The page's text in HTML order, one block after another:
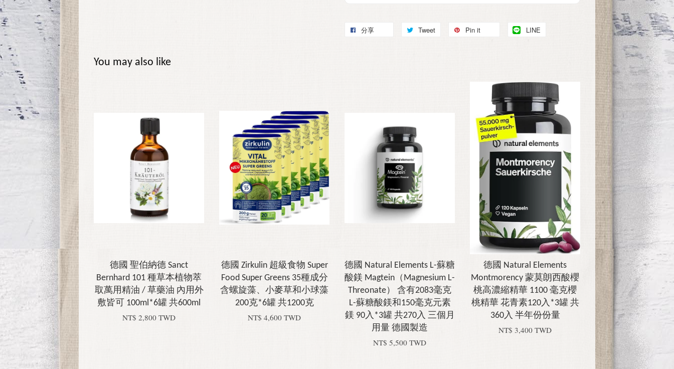
分享 Tweet Pin it LINE
You may also like
德國 聖伯納德 Sanct
Bernhard 101 種草本植物萃
取萬用精油 / 草藥油 內用外
敷皆可 100ml*6罐 共600ml
NT$ 2,800 TWD
德國 Zirkulin 超級食物 Super
Food Super Greens 35種成分
含螺旋藻、小麥草和小球藻
200克*6罐 共1200克
NT$ 4,600 TWD
德國 Natural Elements L-蘇糖
酸鎂 Magtein（Magnesium L-
Threonate） 含有2083毫克
L-蘇糖酸鎂和150毫克元素
鎂 90入*3罐 共270入 三個月
用量 德國製造
NT$ 5,500 TWD
德國 Natural Elements
Montmorency 蒙莫朗西酸櫻
桃高濃縮精華 1100 毫克櫻
桃精華 花青素120入*3罐 共
360入 半年份份量
NT$ 3,400 TWD